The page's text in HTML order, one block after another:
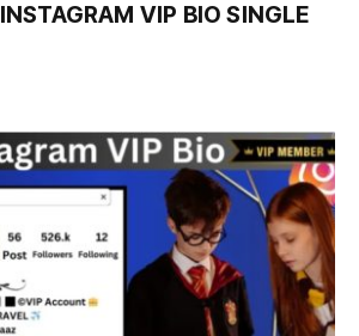
INSTAGRAM VIP BIO SINGLE